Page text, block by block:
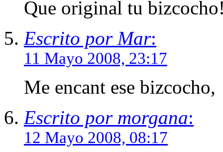
Que original tu
Escrito por Mar:
11 Mayo 2008, 23:17
Me encant ese bizcocho,
Escrito por morgana:
12 Mayo 2008, 08:17